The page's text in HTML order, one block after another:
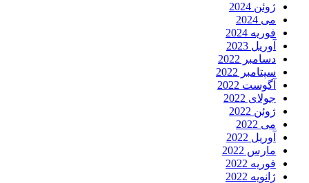
ژوئن 2024
می 2024
فوریه 2024
آوریل 2023
دسامبر 2022
سپتامبر 2022
آگوست 2022
جولای 2022
ژوئن 2022
می 2022
آوریل 2022
مارس 2022
فوریه 2022
ژانویه 2022